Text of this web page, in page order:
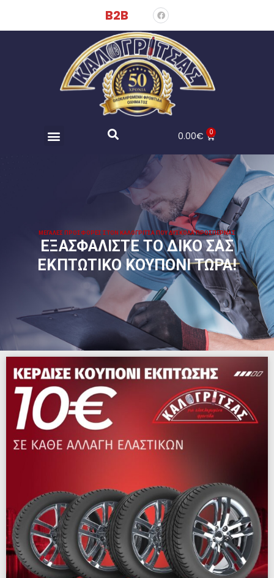
B2B
0.00€ 0
ΜΕΓΆΛΕΣ ΠΡΟΣΦΟΡΈΣ ΣΤΟΝ ΚΑΛΟΓΡΊΤΣΑ ΠΟΥ ΔΎΣΚΟΛΑ ΠΡΟΣΠΕΡΝΆΣ
ΕΞΑΣΦΑΛΊΣΤΕ ΤΟ ΔΙΚΌ ΣΑΣ
ΕΚΠΤΩΤΙΚΌ ΚΟΥΠΌΝΙ ΤΏΡΑ!